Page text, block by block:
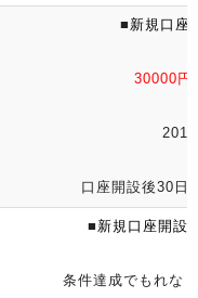
■ 新規口座
30000円
2017
口座開設後30日
■ 新規口座開設
条件達成でもれなく